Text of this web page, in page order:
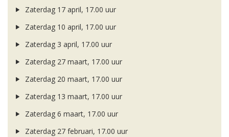
Zaterdag 17 april, 17.00 uur
Zaterdag 10 april, 17.00 uur
Zaterdag 3 april, 17.00 uur
Zaterdag 27 maart, 17.00 uur
Zaterdag 20 maart, 17.00 uur
Zaterdag 13 maart, 17.00 uur
Zaterdag 6 maart, 17.00 uur
Zaterdag 27 februari, 17.00 uur